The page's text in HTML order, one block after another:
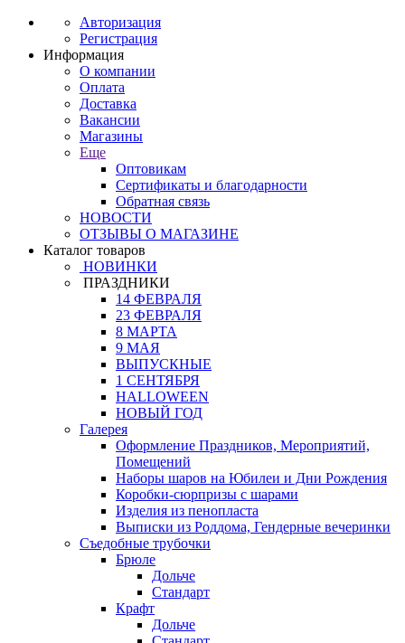
Авторизация
Регистрация
Информация
О компании
Оплата
Доставка
Вакансии
Магазины
Еще
Оптовикам
Сертификаты и благодарности
Обратная связь
НОВОСТИ
ОТЗЫВЫ О МАГАЗИНЕ
Каталог товаров
НОВИНКИ
ПРАЗДНИКИ
14 ФЕВРАЛЯ
23 ФЕВРАЛЯ
8 МАРТА
9 МАЯ
ВЫПУСКНЫЕ
1 СЕНТЯБРЯ
HALLOWEEN
НОВЫЙ ГОД
Галерея
Оформление Праздников, Мероприятий,
Помещений
Наборы шаров на Юбилеи и Дни Рождения
Коробки-сюрпризы с шарами
Изделия из пенопласта
Выписки из Роддома, Гендерные вечеринки
Съедобные трубочки
Брюле
Дольче
Стандарт
Крафт
Дольче